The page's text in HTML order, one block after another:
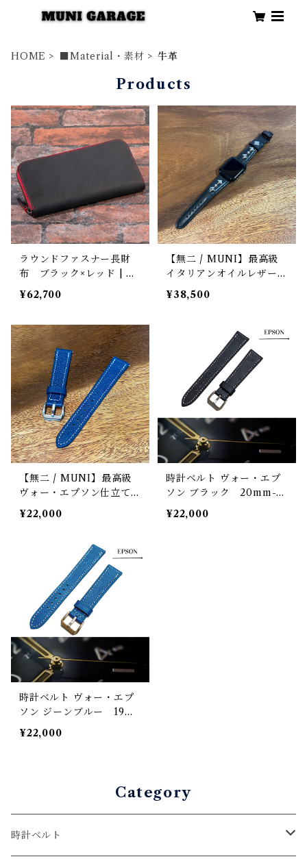
HOME ■Material・素材 牛革
Products
ラウンドファスナー長財
布 ブラック×レッド | H
usH ハッシュ
¥62,700
【無二 / MUNI】最高級
イタリアンオイルレザー仕
立て Apple Watch専用ス
タッズストラップ / ブラ
¥38,500
【無二 / MUNI】最高級
ヴォー・エプソン仕立て
時計ストラップ（時計ベル
ト）／ネイビー ラグ幅1
¥22,000
時計ベルト ヴォー・エプ
ソン ブラック 20mm-16
mm 【スタンダード】フ
ルフラット型 腕時計バン
¥22,000
時計ベルト ヴォー・エプ
ソン ジーンブルー 19m
m-16mm 【スタンダー
ド】フルフラット型 腕時
¥22,000
Category
時計ベルト